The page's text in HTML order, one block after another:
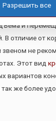
и
В отличие от
не
Этот вид
вариантов
же более
Разрешить все